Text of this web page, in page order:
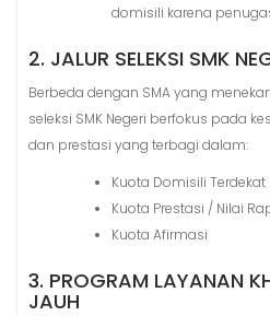
domisili karena
2. JALUR SELEKSI SMK
Berbeda dengan SMA yang
seleksi SMK Negeri berfokus pada
dan prestasi yang terbagi dalam:
Kuota Domisili Terdekat
Kuota Prestasi / Nilai
Kuota Afirmasi
3. PROGRAM LAYANAN
JAUH